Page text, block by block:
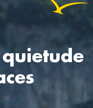
quietude